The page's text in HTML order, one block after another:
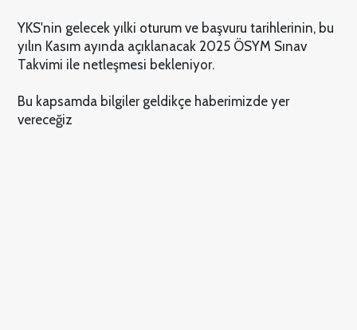
YKS'nin gelecek yılki oturum ve başvuru tarihlerinin, bu
yılın Kasım ayında açıklanacak 2025 ÖSYM Sınav
Takvimi ile netleşmesi bekleniyor.
Bu kapsamda bilgiler geldikçe haberimizde yer
vereceğiz